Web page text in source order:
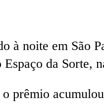
à noite em São
da Sorte,